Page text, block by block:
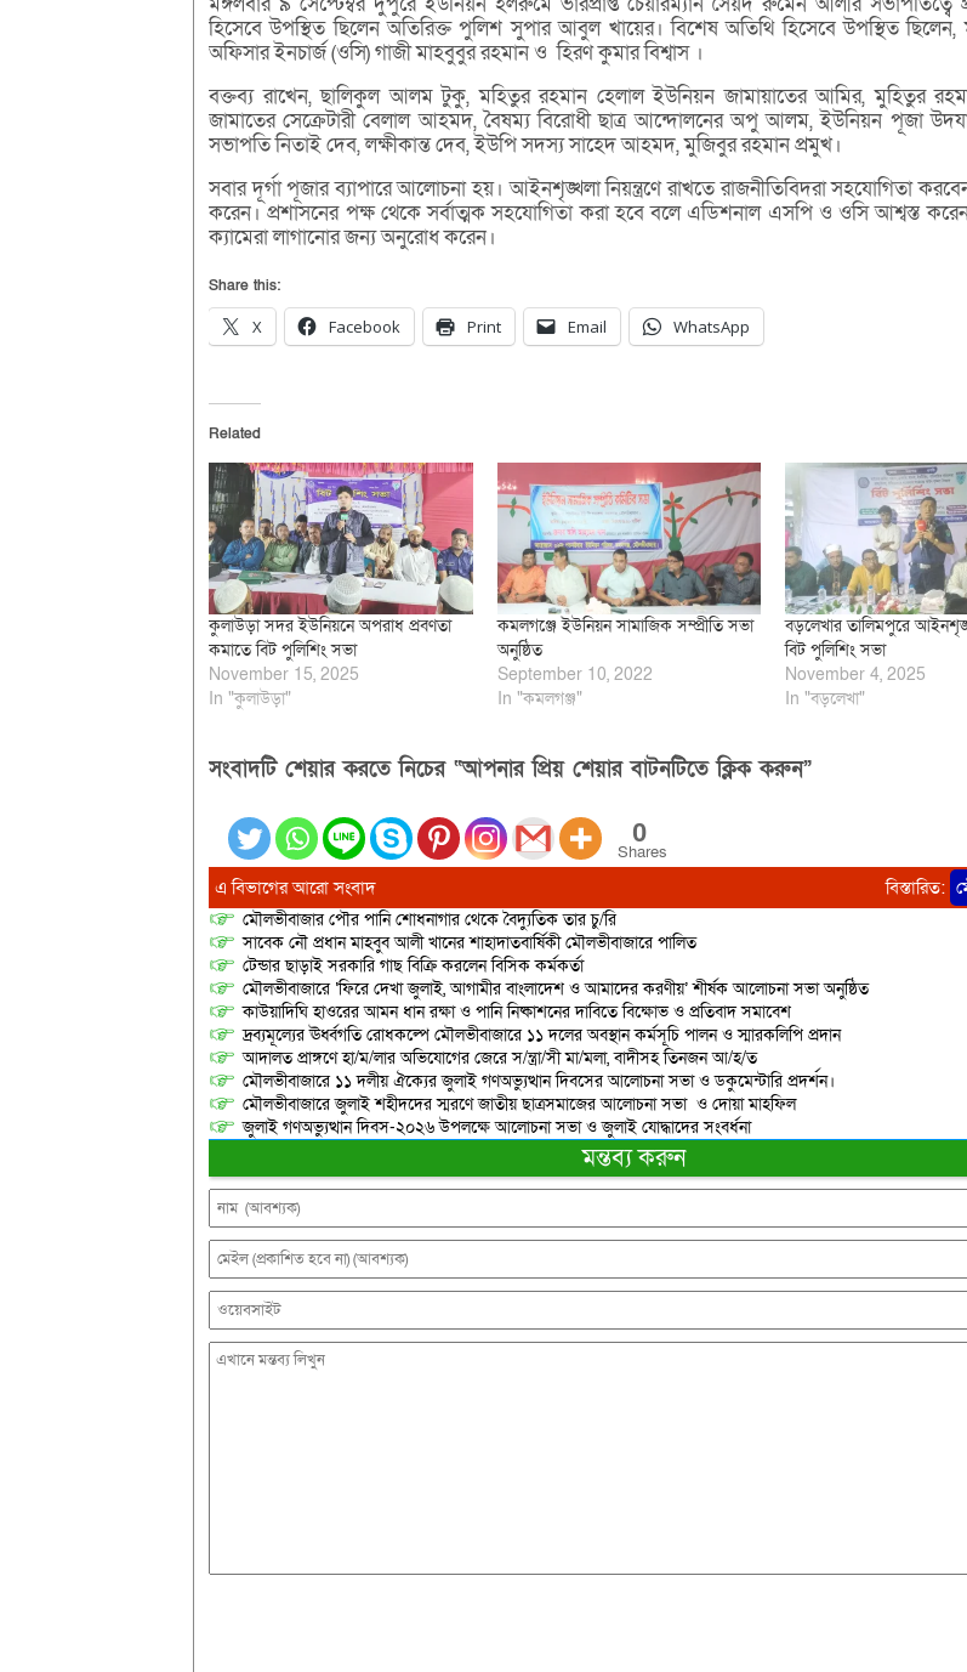
হিসেবে উপস্থিত ছিলেন অতিরিক্ত পুলিশ সুপার আবুল খায়ের। বিশেষ অতিথি হিসেবে উপস্থিত ছিলেন,
অফিসার ইনচার্জ (ওসি) গাজী মাহবুবুর রহমান ও হিরণ কুমার বিশ্বাস ।
বক্তব্য রাখেন, ছালিকুল আলম টুকু, মহিতুর রহমান হেলাল ইউনিয়ন জামায়াতের আমির, মুহিতুর
জামাতের সেক্রেটারী বেলাল আহমদ, বৈষম্য বিরোধী ছাত্র আন্দোলনের অপু আলম, ইউনিয়ন পূজা
সভাপতি নিতাই দেব, লক্ষীকান্ত দেব, ইউপি সদস্য সাহেদ আহমদ, মুজিবুর রহমান প্রমুখ।
সবার দূর্গা পূজার ব্যাপারে আলোচনা হয়। আইনশৃঙ্খলা নিয়ন্ত্রণে রাখতে রাজনীতিবিদরা সহযোগিতা
করেন। প্রশাসনের পক্ষ থেকে সর্বাত্মক সহযোগিতা করা হবে বলে এডিশনাল এসপি ও ওসি আশ্বস্ত
ক্যামেরা লাগানোর জন্য অনুরোধ করেন।
Share this:
X Facebook Print Email WhatsApp
Related
কুলাউড়া সদর ইউনিয়নে অপরাধ প্রবণতা
কমাতে বিট পুলিশিং সভা
November 15, 2025
In "কুলাউড়া"
কমলগঞ্জে ইউনিয়ন সামাজিক সম্প্রীতি সভা
অনুষ্ঠিত
September 10, 2022
In "কমলগঞ্জ"
বড়লেখার তালিমপুরে
বিট পুলিশিং সভা
November 4, 2025
In "বড়লেখা"
সংবাদটি শেয়ার করতে নিচের “আপনার প্রিয় শেয়ার বাটনটিতে ক্লিক করুন”
0
Shares
এ বিভাগের আরো সংবাদ বিস্তারিত:
মৌলভীবাজার পৌর পানি শোধনাগার থেকে বৈদ্যুতিক তার চু/রি
সাবেক নৌ প্রধান মাহবুব আলী খানের শাহাদাতবার্ষিকী মৌলভীবাজারে পালিত
টেন্ডার ছাড়াই সরকারি গাছ বিক্রি করলেন বিসিক কর্মকর্তা
মৌলভীবাজারে ‘ফিরে দেখা জুলাই, আগামীর বাংলাদেশ ও আমাদের করণীয়’ শীর্ষক আলোচনা সভা অনুষ্ঠিত
কাউয়াদিঘি হাওরের আমন ধান রক্ষা ও পানি নিষ্কাশনের দাবিতে বিক্ষোভ ও প্রতিবাদ সমাবেশ
দ্রব্যমূল্যের ঊর্ধ্বগতি রোধকল্পে মৌলভীবাজারে ১১ দলের অবস্থান কর্মসূচি পালন ও স্মারকলিপি প্রদান
আদালত প্রাঙ্গণে হা/ম/লার অভিযোগের জেরে স/ন্ত্রা/সী মা/মলা, বাদীসহ তিনজন আ/হ/ত
মৌলভীবাজারে ১১ দলীয় ঐক্যের জুলাই গণঅভ্যুত্থান দিবসের আলোচনা সভা ও ডকুমেন্টারি প্রদর্শন।
মৌলভীবাজারে জুলাই শহীদদের স্মরণে জাতীয় ছাত্রসমাজের আলোচনা সভা ও দোয়া মাহফিল
জুলাই গণঅভ্যুত্থান দিবস-২০২৬ উপলক্ষে আলোচনা সভা ও জুলাই যোদ্ধাদের সংবর্ধনা
মন্তব্য করুন